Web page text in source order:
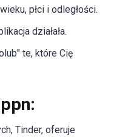
płci i odległości.
działała.
te, które Cię
Tinder, oferuje